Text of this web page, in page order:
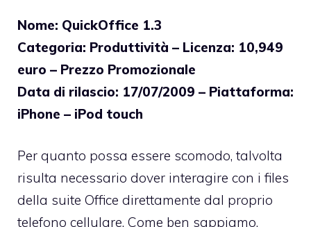
Nome: QuickOffice 1.3
Categoria: Produttività – Licenza: 10,949
euro – Prezzo Promozionale
Data di rilascio: 17/07/2009 – Piattaforma:
iPhone – iPod touch
Per quanto possa essere scomodo, talvolta
risulta necessario dover interagire con i files
della suite Office direttamente dal proprio
telefono cellulare. Come ben sappiamo,